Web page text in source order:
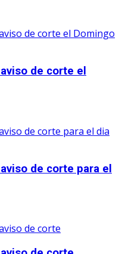
aviso de corte el
aviso de corte para el